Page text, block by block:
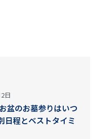
日
盆のお墓参りはいつ
日程とベストタイミ